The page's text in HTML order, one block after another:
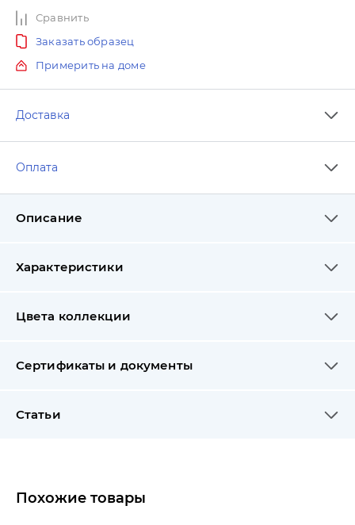
Сравнить
Заказать образец
Примерить на доме
Доставка
Оплата
Описание
Характеристики
Цвета коллекции
Сертификаты и документы
Статьи
Похожие товары